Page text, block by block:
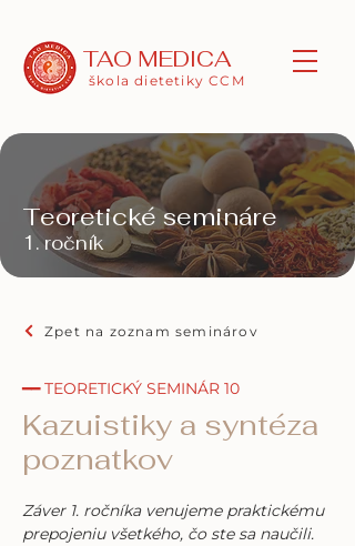
TAO MEDICA
škola dietetiky CCM
Teoretické semináre
1. ročník
Zpet na zoznam seminárov
━━ TEORETICKÝ SEMINÁR 10
Kazuistiky a syntéza
poznatkov
Záver 1. ročníka venujeme praktickému
prepojeniu všetkého, čo ste sa naučili.